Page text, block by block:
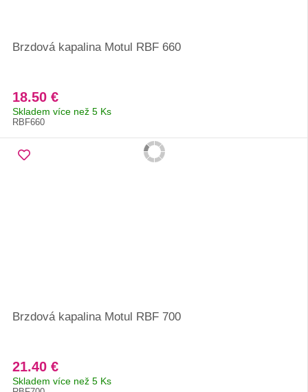
Brzdová kapalina Motul RBF 660
18.50 €
Skladem více než 5 Ks
RBF660
Brzdová kapalina Motul RBF 700
21.40 €
Skladem více než 5 Ks